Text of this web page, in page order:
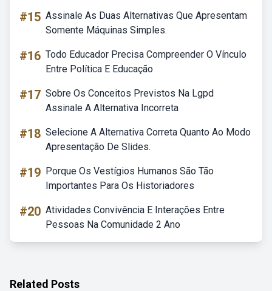
#15 Assinale As Duas Alternativas Que Apresentam
Somente Máquinas Simples.
#16 Todo Educador Precisa Compreender O Vínculo
Entre Política E Educação
#17 Sobre Os Conceitos Previstos Na Lgpd
Assinale A Alternativa Incorreta
#18 Selecione A Alternativa Correta Quanto Ao Modo
Apresentação De Slides.
#19 Porque Os Vestígios Humanos São Tão
Importantes Para Os Historiadores
#20 Atividades Convivência E Interações Entre
Pessoas Na Comunidade 2 Ano
Related Posts